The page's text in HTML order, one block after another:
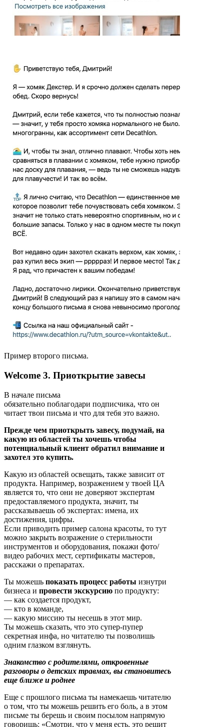
Пример второго письма.
Welcome 3. Приоткрытие завесы
В начале письма
обязательно поблагодари подписчика, что он
читает твои письма и что для тебя это важно.
Прежде чем приоткрыть завесу, подумай, на
какую из областей ты хочешь чтобы
потенциальный клиент обратил внимание и
захотел это купить.
Какую из областей освещать, также зависит от
продукта. Например, возражением у твоей ЦА
является то, что они не доверяют экспертам
предоставляемого продукта, значит, ты
рассказываешь об экспертах: имена, их
достижения, цифры.
Если приводить пример салона красоты, то тут
можно закрыть возражение о стерильности
инструментов и оборудования, покажи фото/
видео рабочих мест, сертификаты мастеров,
расскажи о препаратах.
Ты можешь показать процесс работы изнутри
бизнеса и провести экскурсию по продукту:
— как создается продукт,
— кто в команде,
— какую миссию ты несешь в этот мир.
Ты можешь сказать, что это супер-пупер
секретная инфа, но читателю ты позволишь
одним глазком взглянуть.
Знакомство с родителями, откровенные
разговоры о детских травмах, вы становитесь
еще ближе и роднее
Еще с прошлого письма ты намекаешь читателю
о том, что ты можешь решить его боль, а в этом
письме ты берешь и своим посылом напрямую
говоришь: «Смотри, что у меня есть, это решит